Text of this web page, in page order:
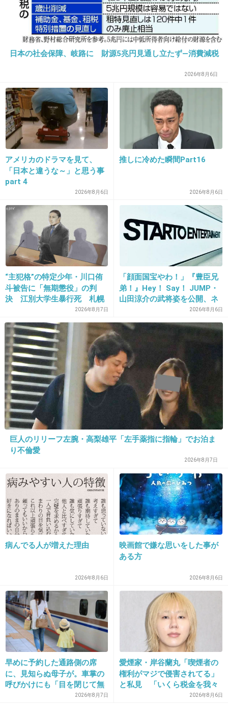
2026/06/03(水) 21:36:41
特別ファンでは無いけどドラマやバラエティで
バラエティで話しているの見てると親近感ある
な〜
なのにライブだと手の届かない存在になってて
そのギャップよ...！ってなった。
+78
東の海上に抜けていきました
+11 -0
15. 匿名2026/06/03(水) 21:36:49
誰のファンですか？
アーカイブまだかな
2件の返信
+52 -1
17. 匿名2026/06/03(水) 21:37:16
芸能人て案外ほんとに出会いもなく恋愛できな
いのかもと思った
+22
18. 匿名2026/06/03(水) 21:37:28
日本の社会保障、岐路に 財源5兆円見通し立たず―消費減税
2026年8月6日
アメリカのドラマを見て、
「日本と違うな～」と思う事
part 4
2026年8月6日
推しに冷めた瞬間Part16
2026年8月6日
“主犯格”の特定少年・川口侑
斗被告に「無期懲役」の判
決 江別大学生暴行死 札幌
2026年8月7日
「顔面国宝やわ！」『豊臣兄
弟！』Hey！ Say！ JUMP・
山田涼介の武将姿を公開、ネ
ット歓喜「ビジュ良すぎん」
「こんな美しい秀次は初め
て」
2026年8月6日
巨人のリリーフ左腕・高梨雄平「左手薬指に指輪」でお泊ま
り不倫愛
2026年8月7日
病んでる人が増えた理由
2026年8月6日
映画館で嫌な思いをした事が
ある方
2026年8月6日
早めに予約した通路側の席
に、見知らぬ母子が。車掌の
呼びかけにも「目を閉じて無
視」して居座られました。無
2026年8月7日
愛煙家・岸谷蘭丸「喫煙者の
権利がマジで侵害されてる」
と私見 「いくら税金を我々
2026年8月6日